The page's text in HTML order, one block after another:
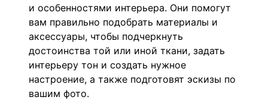
и особенностями интерьера. Они помогут
вам правильно подобрать материалы и
аксессуары, чтобы подчеркнуть
достоинства той или иной ткани, задать
интерьеру тон и создать нужное
настроение, а также подготовят эскизы по
вашим фото.